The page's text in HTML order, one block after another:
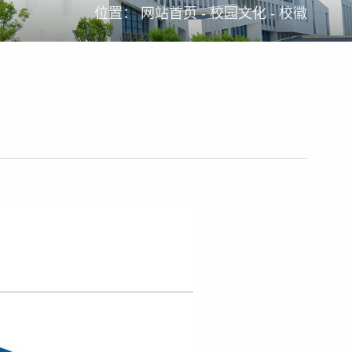
位置：网站首页-校园文化-校徽